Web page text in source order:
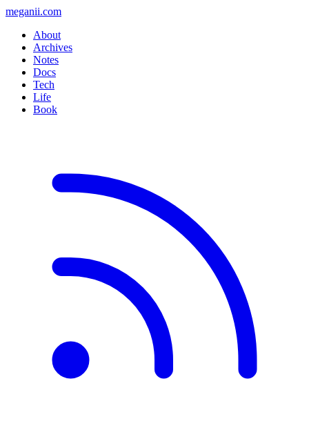
meganii.com
About
Archives
Notes
Docs
Tech
Life
Book